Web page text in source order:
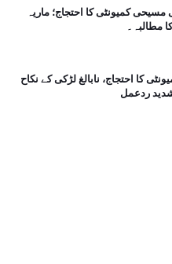
مسیحی کمیونٹی کا احتجاج؛ ماریہ
مطالبہ۔
کا احتجاج، نابالغ لڑکی کے نکاح
ردعمل